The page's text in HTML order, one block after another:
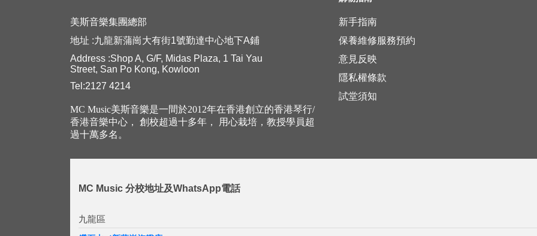
美斯音樂集團總部
地址 :九龍新蒲崗大有街1號勤達中心地下A鋪
Address :Shop A, G/F, Midas Plaza, 1 Tai Yau
Street, San Po Kong, Kowloon
Tel:2127 4214
新手指南
保養維修服務預約
意見反映
隱私權條款
試堂須知
MC Music美斯音樂是一間於2012年在香港創立的香港琴行/
香港音樂中心， 創校超過十多年， 用心栽培，教授學員超
過十萬多名。
MC Music 分校地址及WhatsApp電話
九龍區